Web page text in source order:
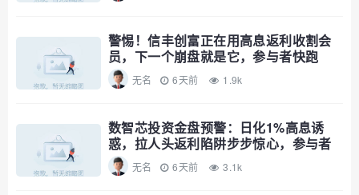
警惕！信丰创富正在用高息返利收割会
员，下一个崩盘就是它，参与者快跑
无名 6天前 1.9k
数智芯投资金盘预警：日化1%高息诱
惑，拉人头返利陷阱步步惊心，参与者
速避无名 6天前 3.1k